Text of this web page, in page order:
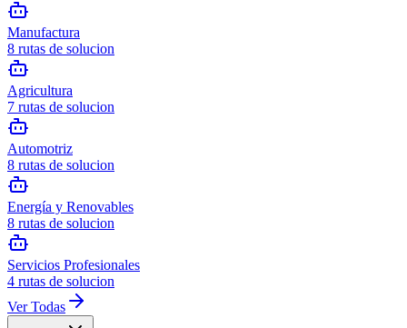
Manufactura
8 rutas de solucion
Agricultura
7 rutas de solucion
Automotriz
8 rutas de solucion
Energía y Renovables
8 rutas de solucion
Servicios Profesionales
4 rutas de solucion
Ver Todas